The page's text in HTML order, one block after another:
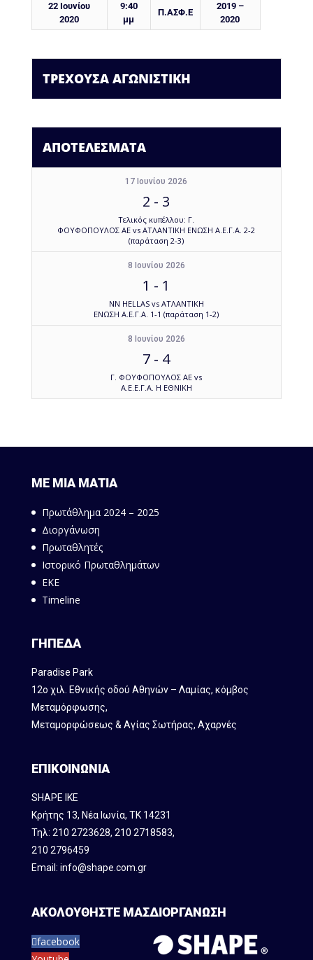
22 Ιουνίου
2020
9:40
μμ
Π.ΑΣΦ.Ε
2019 –
2020
ΤΡΕΧΟΥΣΑ ΑΓΩΝΙΣΤΙΚΗ
ΑΠΟΤΕΛΕΣΜΑΤΑ
17 Ιουνίου 2026
2 - 3
Τελικός κυπέλλου: Γ.
ΦΟΥΦΟΠΟΥΛΟΣ ΑΕ vs ΑΤΛΑΝΤΙΚΗ ΕΝΩΣΗ Α.Ε.Γ.Α. 2-2
(παράταση 2-3)
8 Ιουνίου 2026
1 - 1
NN HELLAS vs ΑΤΛΑΝΤΙΚΗ
ΕΝΩΣΗ Α.Ε.Γ.Α. 1-1 (παράταση 1-2)
8 Ιουνίου 2026
7 - 4
Γ. ΦΟΥΦΟΠΟΥΛΟΣ ΑΕ vs
Α.Ε.Ε.Γ.Α. Η ΕΘΝΙΚΗ
ΜΕ ΜΙΑ ΜΑΤΙΑ
Πρωτάθλημα 2024 – 2025
Διοργάνωση
Πρωταθλητές
Ιστορικό Πρωταθλημάτων
ΕΚΕ
Timeline
ΓΗΠΕΔΑ
Paradise Park
12ο χιλ. Εθνικής οδού Αθηνών – Λαμίας, κόμβος
Mεταμόρφωσης,
Μεταμορφώσεως & Αγίας Σωτήρας, Αχαρνές
ΕΠΙΚΟΙΝΩΝΙΑ
SHAPE IKE
Κρήτης 13, Νέα Ιωνία, ΤΚ 14231
Τηλ: 210 2723628, 210 2718583,
210 2796459
Email: info@shape.com.gr
ΑΚΟΛΟΥΘΗΣΤΕ ΜΑΣ
facebook
ΔΙΟΡΓΑΝΩΣΗ